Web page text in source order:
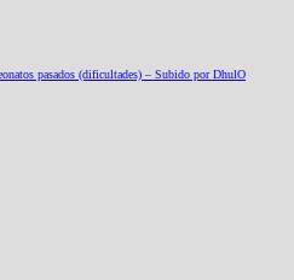
pasados (dificultades) – Subido por DhulO